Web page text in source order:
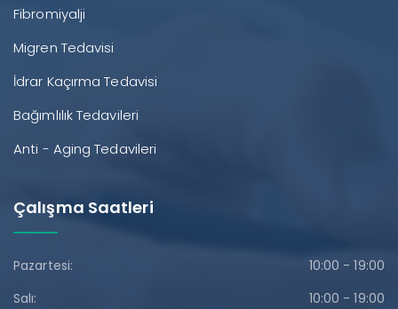
Fibromiyalji
Migren Tedavisi
İdrar Kaçırma Tedavisi
Bağımlılık Tedavileri
Anti - Aging Tedavileri
Çalışma Saatleri
Pazartesi:
10:00 - 19:00
Salı:
10:00 - 19:00